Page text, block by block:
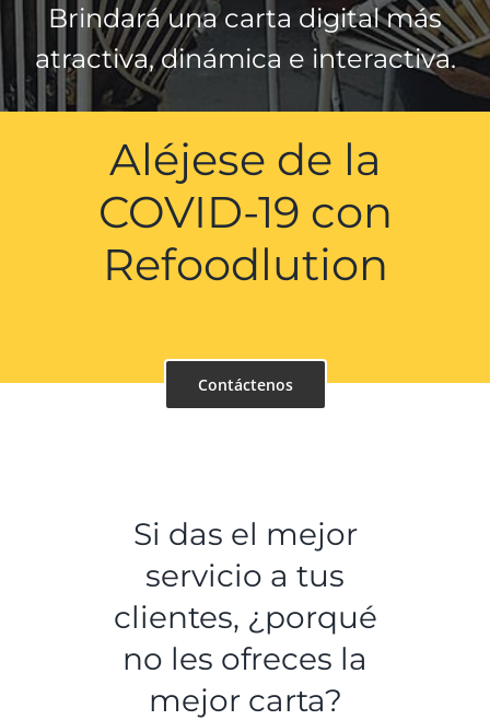
Brindará una carta digital más
atractiva, dinámica e interactiva.
Aléjese de la
COVID-19 con
Refoodlution
Contáctenos
Si das el mejor
servicio a tus
clientes, ¿porqué
no les ofreces la
mejor carta?